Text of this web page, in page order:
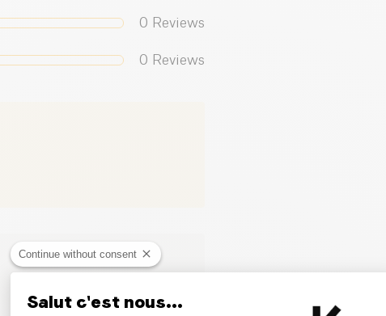
0 Reviews
0 Reviews
Continue without consent
Salut c'est nous...